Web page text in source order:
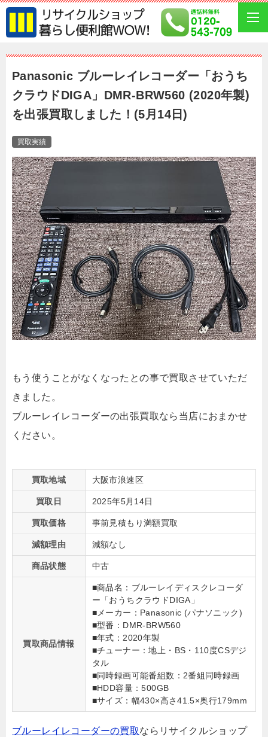
Panasonic ブルーレイレコーダー「おうち
クラウドDIGA」DMR-BRW560 (2020年製)
を出張買取しました！(5月14日)
買取実績
もう使うことがなくなったとの事で買取させていただ
きました。
ブルーレイレコーダーの出張買取なら当店におまかせ
ください。
買取地域 大阪市浪速区
買取日 2025年5月14日
買取価格 事前見積もり満額買取
減額理由 減額なし
商品状態 中古
買取商品情報
■商品名：ブルーレイディスクレコーダ
ー「おうちクラウドDIGA」
■メーカー：Panasonic (パナソニック)
■型番：DMR-BRW560
■年式：2020年製
■チューナー：地上・BS・110度CSデジ
タル
■同時録画可能番組数：2番組同時録画
■HDD容量：500GB
■サイズ：幅430×高さ41.5×奥行179mm
ブルーレイレコーダーの買取ならリサイクルショップ